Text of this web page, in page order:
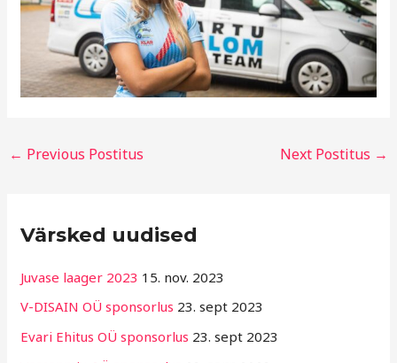
← Previous Postitus Next Postitus →
Värsked uudised
Juvase laager 2023 15. nov. 2023
V-DISAIN OÜ sponsorlus 23. sept 2023
Evari Ehitus OÜ sponsorlus 23. sept 2023
u
r
i
i